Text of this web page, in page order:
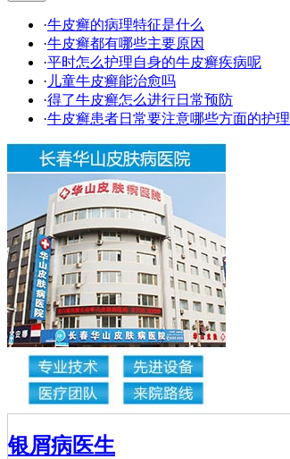
·牛皮癣的病理特征是什么
·牛皮癣都有哪些主要原因
·平时怎么护理自身的牛皮癣疾病呢
· 儿童牛皮癣能治愈吗
·得了牛皮癣怎么进行日常预防
·牛皮癣患者日常要注意哪些方面的护理
银屑病医生